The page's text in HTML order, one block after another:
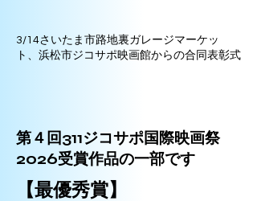
3/14さいたま市路地裏ガレージマーケッ
ト、浜松市ジコサポ映画館からの合同表彰式
第４回311ジコサポ国際映画祭
2026受賞作品の一部です
【最優秀賞】